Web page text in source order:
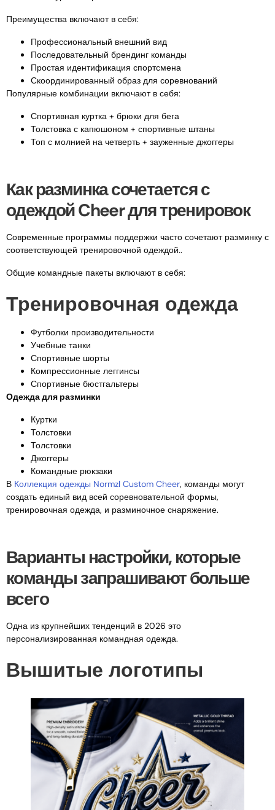
Преимущества включают в себя:
Профессиональный внешний вид
Последовательный брендинг команды
Простая идентификация спортсмена
Скоординированный образ для соревнований
Популярные комбинации включают в себя:
Спортивная куртка + брюки для бега
Толстовка с капюшоном + спортивные штаны
Топ с молнией на четверть + зауженные джоггеры
Как разминка сочетается с
одеждой Cheer для тренировок
Современные программы поддержки часто сочетают разминку с
соответствующей тренировочной одеждой..
Общие командные пакеты включают в себя:
Тренировочная одежда
Футболки производительности
Учебные танки
Спортивные шорты
Компрессионные леггинсы
Спортивные бюстгальтеры
Одежда для разминки
Куртки
Толстовки
Толстовки
Джоггеры
Командные рюкзаки
В Коллекция одежды Normzl Custom Cheer, команды могут
создать единый вид всей соревновательной формы,
тренировочная одежда, и разминочное снаряжение.
Варианты настройки, которые
команды запрашивают больше
всего
Одна из крупнейших тенденций в 2026 это
персонализированная командная одежда.
Вышитые логотипы